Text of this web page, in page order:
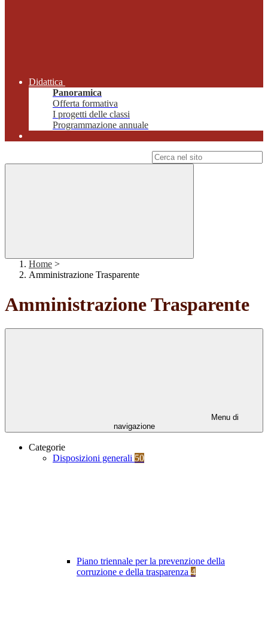
Didattica
Panoramica
Offerta formativa
I progetti delle classi
Programmazione annuale
Home >
Amministrazione Trasparente
Amministrazione Trasparente
Menu di
navigazione
Categorie
Disposizioni generali 50
Piano triennale per la prevenzione della
corruzione e della trasparenza 4